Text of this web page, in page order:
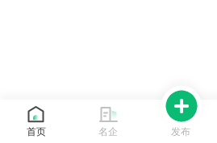
首页 名企 发布